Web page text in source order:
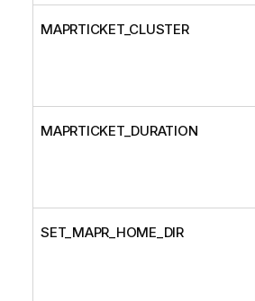
MAPRTICKET_CLUSTER
MAPRTICKET_DURATION
SET_MAPR_HOME_DIR